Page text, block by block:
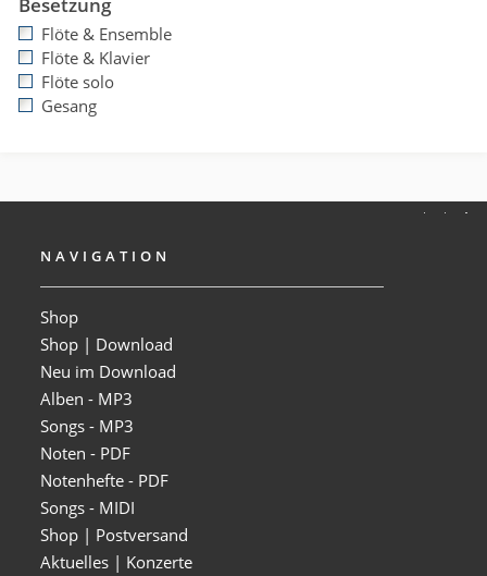
Besetzung
Flöte & Ensemble
Flöte & Klavier
Flöte solo
Gesang
NAVIGATION
Shop
Shop | Download
Neu im Download
Alben - MP3
Songs - MP3
Noten - PDF
Notenhefte - PDF
Songs - MIDI
Shop | Postversand
Aktuelles | Konzerte